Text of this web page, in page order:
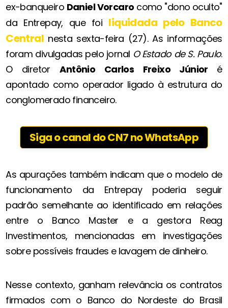
ex-banqueiro Daniel Vorcaro como "dono oculto"
da Entrepay, que foi liquidada pelo Banco
Central nesta sexta-feira (27). As informações
foram divulgadas pelo jornal O Estado de S. Paulo.
O diretorAntônio Carlos Freixo Júnior é
apontado como operador ligado à estrutura do
conglomerado financeiro.
Siga o canal do CN7 no WhatsApp
As apurações também indicam que o modelo de
funcionamento da Entrepay poderia seguir
padrão semelhante ao identificado em relações
entre o Banco Master e a gestora Reag
Investimentos, mencionadas em investigações
sobre possíveis fraudes e lavagem de dinheiro.
Nesse contexto, ganham relevância os contratos
firmados com o Banco do Nordeste do Brasil